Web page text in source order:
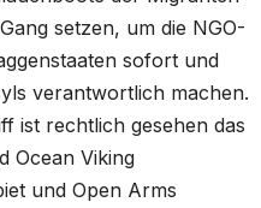
setzen, um die NGO-
sofort und
verantwortlich machen.
ist rechtlich gesehen das
Ocean Viking
und Open Arms